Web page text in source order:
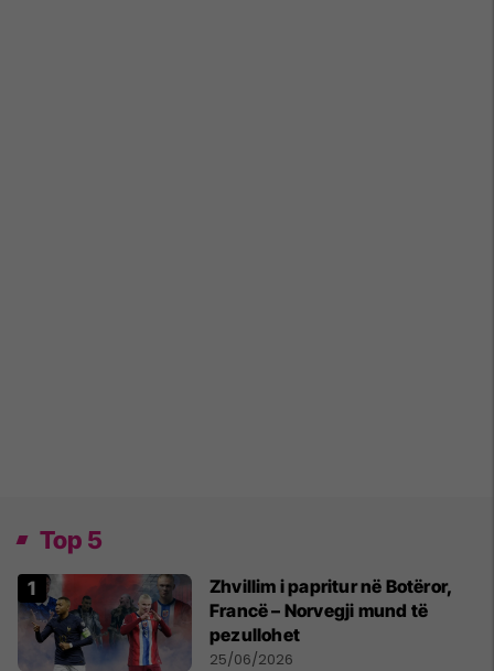
Top 5
Zhvillim i papritur në Botëror,
Francë – Norvegji mund të
pezullohet
25/06/2026